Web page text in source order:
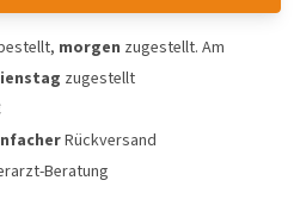
morgen zugestellt. Am
zugestellt
Rückversand
Beratung